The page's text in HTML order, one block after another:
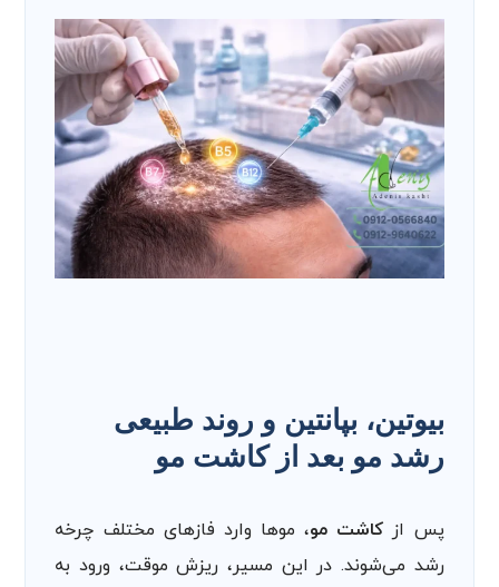
بیوتین، بپانتین و روند طبیعی
رشد مو بعد از کاشت مو
پس از کاشت مو، موها وارد فازهای مختلف چرخه
رشد می‌شوند. در این مسیر، ریزش موقت، ورود به